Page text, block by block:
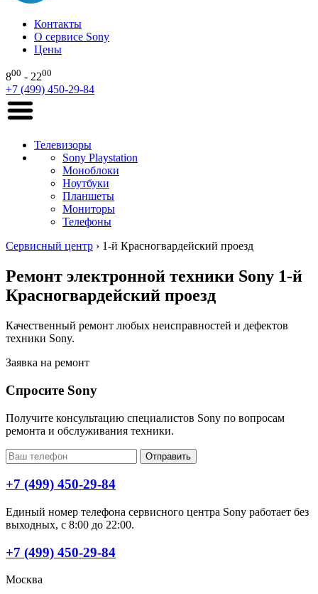
Контакты
О сервисе Sony
Цены
800 - 2200
+7 (499) 450-29-84
Телевизоры
Sony Playstation
Моноблоки
Ноутбуки
Планшеты
Мониторы
Телефоны
Сервисный центр › 1-й Красногвардейский проезд
Ремонт электронной техники Sony 1-й
Красногвардейский проезд
Качественный ремонт любых неисправностей и дефектов
техники Sony.
Заявка на ремонт
Спросите Sony
Получите консультацию специалистов Sony по вопросам
ремонта и обслуживания техники.
Отправить
+7 (499) 450-29-84
Единый номер телефона сервисного центра Sony работает без
выходных, с 8:00 до 22:00.
+7 (499) 450-29-84
Москва